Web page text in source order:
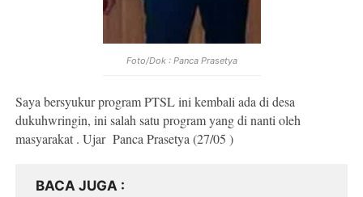
Foto/Dok : Panca Prasetya
Saya bersyukur program PTSL ini kembali ada di desa
dukuhwringin, ini salah satu program yang di nanti oleh
masyarakat . Ujar Panca Prasetya (27/05 )
BACA JUGA